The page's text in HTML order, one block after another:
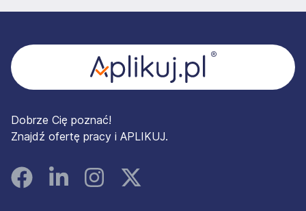
Dobrze Cię poznać!
Znajdź ofertę pracy i APLIKUJ.
FacebookLinked InInstagramInstagram